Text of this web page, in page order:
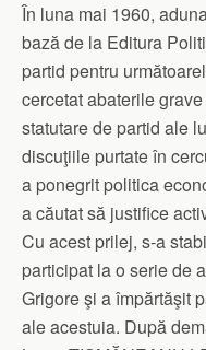
În luna mai 1960,
bază de la Editura
partid pentru
cercetat abaterile
statutare de partid ale
discuţiile purtate în
a ponegrit politica
a căutat să justifice
Cu acest prilej, s-a
participat la o serie de
Grigore şi a împărtăşit
ale acestuia. După